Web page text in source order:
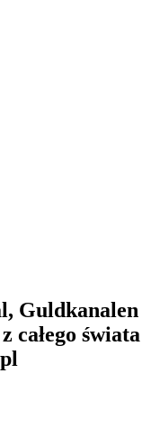
Guldkanalen
całego świata